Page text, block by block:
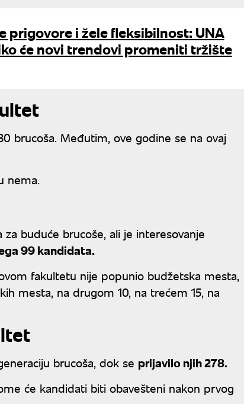
prigovore i žele fleksibilnost: UNA
će novi trendovi promeniti tržište
brucoša. Međutim, ove godine se na ovaj
nema.
buduće brucoše, ali je interesovanje
99 kandidata.
fakultetu nije popunio budžetska mesta,
mesta, na drugom 10, na trećem 15, na
brucoša, dok se prijavilo njih 278.
će kandidati biti obavešteni nakon prvog